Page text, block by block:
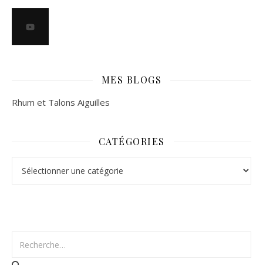
MES BLOGS
Rhum et Talons Aiguilles
CATÉGORIES